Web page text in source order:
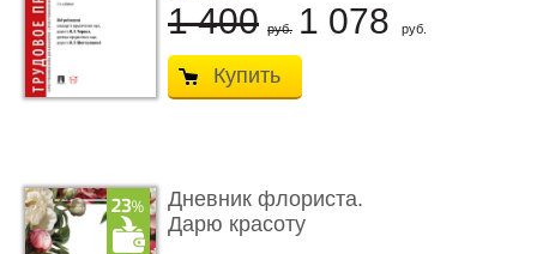
1 400 руб. 1 078 руб.
Купить
Дневник флориста.
Дарю красоту